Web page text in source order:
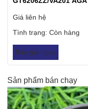
Giá liên hệ
Tình trạng: Còn hàng
Báo giá ngay
Sản phẩm bán chạy